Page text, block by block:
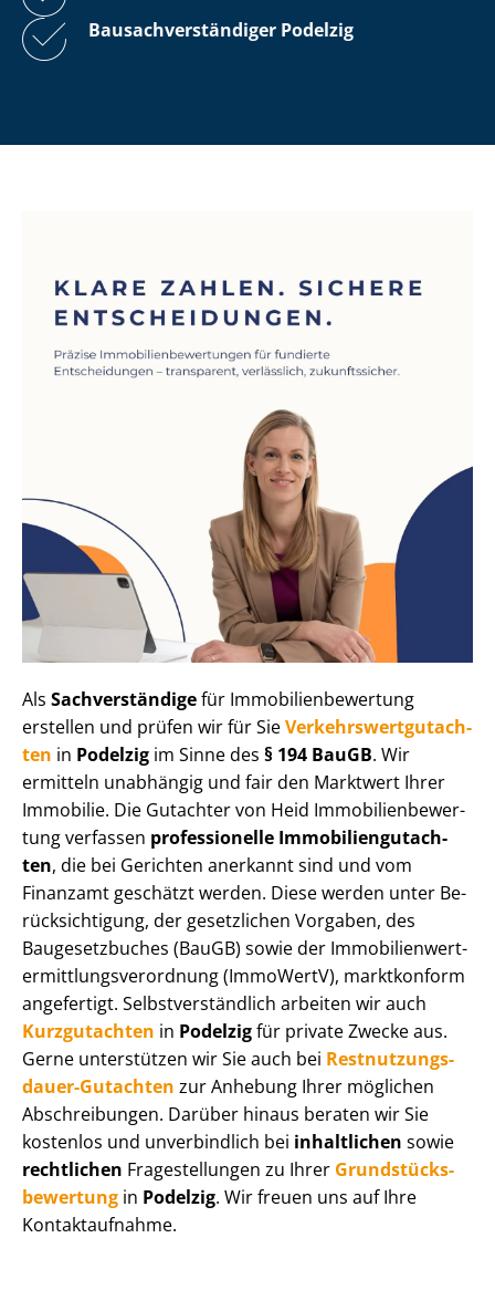
Bau­sach­ver­stän­di­ger Podelzig
Als Sachverständigefür Im­mo­bi­li­en­be­wer­tung
erstellen und prüfen wir für SieVer­kehrs­wert­gut­ach­
ten in Podelzig im Sinne des § 194 BauGB. Wir
ermitteln unabhängig und fair den Marktwert Ihrer
Immobilie. Die Gutachter von Heid Im­mo­bi­li­en­be­wer­
tung verfassen professionelle Im­mo­bi­li­en­gut­ach­
ten, die bei Gerichten anerkannt sind und vom
Finanzamt geschätzt werden. Diese werden unter Be­
rück­sich­ti­gung, der gesetzlichen Vorgaben, des
Baugesetzbuches (BauGB) sowie der Im­mo­bi­li­en­wert­
ermitt­lungs­ver­ord­nung (ImmoWertV), marktkonform
angefertigt. Selbst­ver­ständ­lich arbeiten wir auch
Kurzgutachten in Podelzigfür private Zwecke aus.
Gerne unterstützen wir Sie auch bei Rest­nut­zungs­
dau­er-Gutachten zur Anhebung Ihrer möglichen
Abschreibungen. Darüber hinaus beraten wir Sie
kostenlos und unverbindlich bei inhaltlichen sowie
rechtlichen Fragestellungen zu Ihrer Grund­stücks­
be­wer­tung in Podelzig. Wir freuen uns auf Ihre
Kontaktaufnahme.